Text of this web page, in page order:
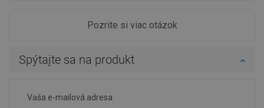
Pozrite si viac otázok
Spýtajte sa na produkt